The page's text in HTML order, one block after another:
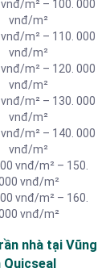
m² – 100. 000
vnđ/m²
m² – 110. 000
vnđ/m²
m² – 120. 000
vnđ/m²
m² – 130. 000
vnđ/m²
m² – 140. 000
vnđ/m²
vnđ/m² – 150.
vnđ/m²
vnđ/m² – 160.
vnđ/m²
nhà tại Vũng
Quicseal